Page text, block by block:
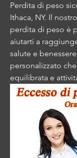
Perdita di peso
Ithaca, NY. Il
perdita di peso è
aiutarti a
salute e
personalizzato
equilibrata e